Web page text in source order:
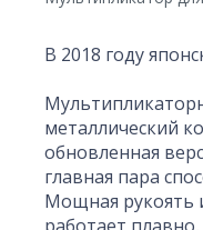
В 2018 году
металлический
обновленная
главная пара
Мощная рукоять